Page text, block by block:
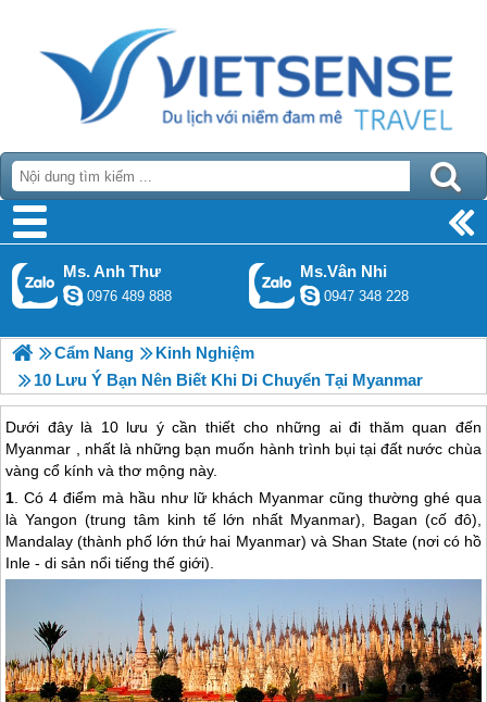
Ms. Anh Thư
0976 489 888
Ms.Vân Nhi
0947 348 228
Cẩm Nang
Kinh Nghiệm
10 Lưu Ý Bạn Nên Biết Khi Di Chuyển Tại Myanmar
Dưới đây là 10 lưu ý cần thiết cho những ai đi thăm quan đến
Myanmar , nhất là những bạn muốn hành trình bụi tại đất nước chùa
vàng cổ kính và thơ mộng này.
1. Có 4 điểm mà hầu như lữ khách Myanmarcũng thường ghé qua
là Yangon (trung tâm kinh tế lớn nhất Myanmar), Bagan (cố đô),
Mandalay (thành phố lớn thứ hai Myanmar) và Shan State (nơi có hồ
Inle - di sản nổi tiếng thế giới).